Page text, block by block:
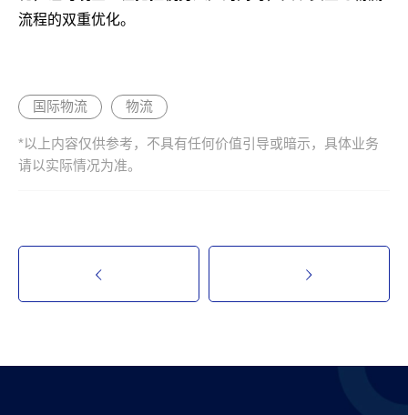
流程的双重优化。‍
国际物流 物流
*以上内容仅供参考，不具有任何价值引导或暗示，具体业务
请以实际情况为准。